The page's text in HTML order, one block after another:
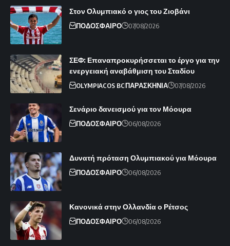
Στον Ολυμπιακό ο γιος του Ζιοβάνι
ΠΟΔΟΣΦΑΙΡΟ 07/08/2026
ΣΕΦ: Επαναπροκυρήσσεται το έργο για την
ενεργειακή αναβάθμιση του Σταδίου
OLYMPIACOS BCΠΑΡΑΣΚΗΝΙΑ 07/08/2026
Σενάριο δανεισμού για τον Μόουρα
ΠΟΔΟΣΦΑΙΡΟ 06/08/2026
Δυνατή πρόταση Ολυμπιακού για Μόουρα
ΠΟΔΟΣΦΑΙΡΟ 06/08/2026
Κανονικά στην Ολλανδία ο Ρέτσος
ΠΟΔΟΣΦΑΙΡΟ 06/08/2026